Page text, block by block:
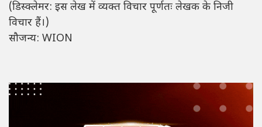
(डिस्क्लेमर: इस लेख में व्यक्त विचार पूर्णतः लेखक के निजी
विचार हैं।)
सौजन्य: WION